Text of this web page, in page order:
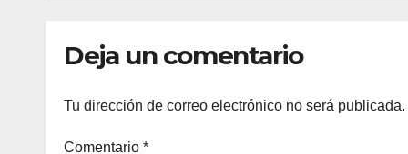
Deja un comentario
Tu dirección de correo electrónico no será publicada.
Comentario *